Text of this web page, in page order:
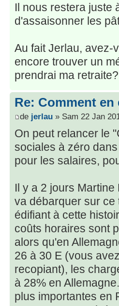
Il nous restera juste
d'assaisonner les
Au fait Jerlau, avez-
encore trouver un
prendrai ma retraite?
Re: Comment
de jerlau » Sam 22 Jan
On peut relancer le
sociales à zéro
pour les salaires,
Il y a 2 jours
va débarquer sur ce
édifiant à cette
coûts horaires sont
alors qu'en
26 à 30 E (vous
recopiant), les
à 28% en
plus importantes en